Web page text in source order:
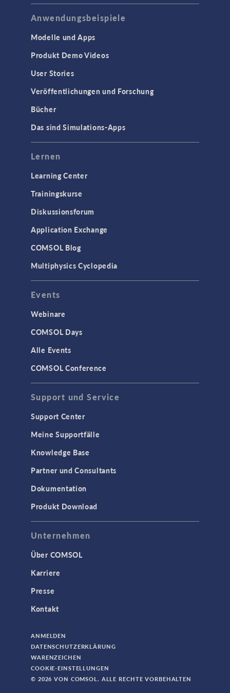
Anwendungsbeispiele
Modelle und Apps
Produkt Demo Videos
User Stories
Veröffentlichungen und Forschung
Bücher
Das sind Simulations-Apps
Lernen
Learning Center
Trainingskurse
Diskussionsforum
Application Exchange
COMSOL Blog
Multiphysics Cyclopedia
Events
Webinare
COMSOL Days
Alle Events
COMSOL Conference
Support und Service
Support Center
Meine Supportfälle
Knowledge Base
Partner und Consultants
Dokumentation
Produkt Download
Unternehmen
Über COMSOL
Karriere
Presse
Kontakt
ANMELDEN
DATENSCHUTZERKLÄRUNG
WARENZEICHEN
COOKIE-EINSTELLUNGEN
© 2026 VON COMSOL. ALLE RECHTE VORBEHALTEN